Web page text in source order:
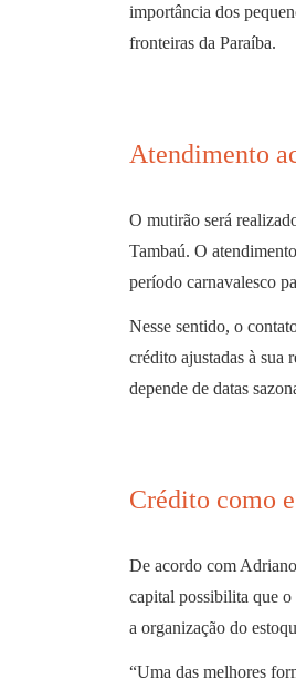
importância dos
fronteiras da Paraíba.
Atendimento
O mutirão será
Tambaú. O
período carnavalesco
Nesse sentido, o
crédito ajustadas à sua
depende de datas
Crédito como
De acordo com
capital possibilita que o
a organização do
“Uma das melhores